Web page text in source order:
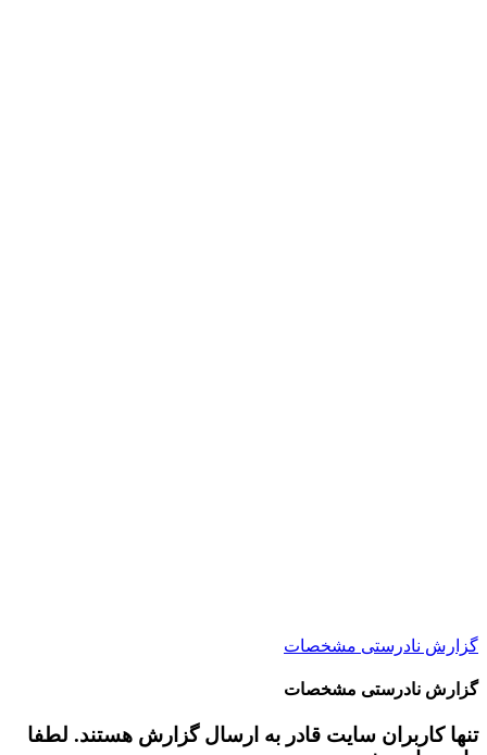
گزارش نادرستی مشخصات
گزارش نادرستی مشخصات
تنها کاربران سایت قادر به ارسال گزارش هستند. لطفا